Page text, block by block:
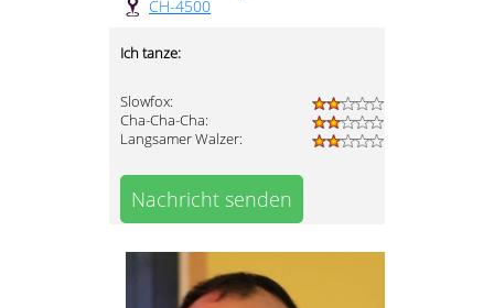
CH-4500
Ich tanze:
Slowfox:
Cha-Cha-Cha:
Langsamer Walzer:
Nachricht senden